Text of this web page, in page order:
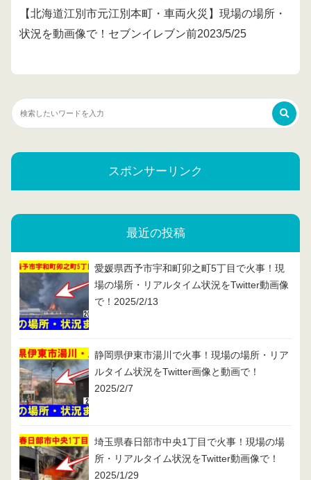
【北海道江別市元江別本町・車両火災】現場の場所・
状況を動画像で！セブンイレブン前2023/5/25
スポンサーリンク
最近の投稿
愛媛県西予市宇和町卯之町5丁目で火事！現
場の場所・リアルタイム状況をTwitter動画像
で！2025/2/13
静岡県伊東市湯川で火事！現場の場所・リア
ルタイム状況をTwitter画像と動画で！
2025/2/7
埼玉県春日部市中央1丁目で火事！現場の場
所・リアルタイム状況をTwitter動画像で！
2025/1/29